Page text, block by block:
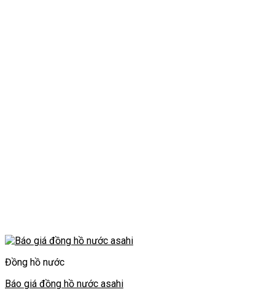
Đồng hồ nước
Báo giá đồng hồ nước asahi